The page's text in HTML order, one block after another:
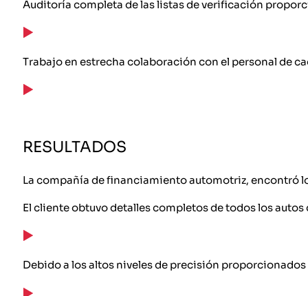
Auditoría completa de las listas de verificación
Trabajo en estrecha colaboración con el personal de
RESULTADOS
La compañía de financiamiento automotriz, encontró
El cliente obtuvo detalles completos de todos los
Debido a los altos niveles de precisión